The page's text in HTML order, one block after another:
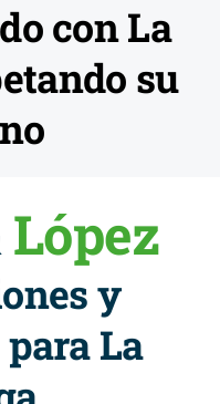
con La
su
López
y
La